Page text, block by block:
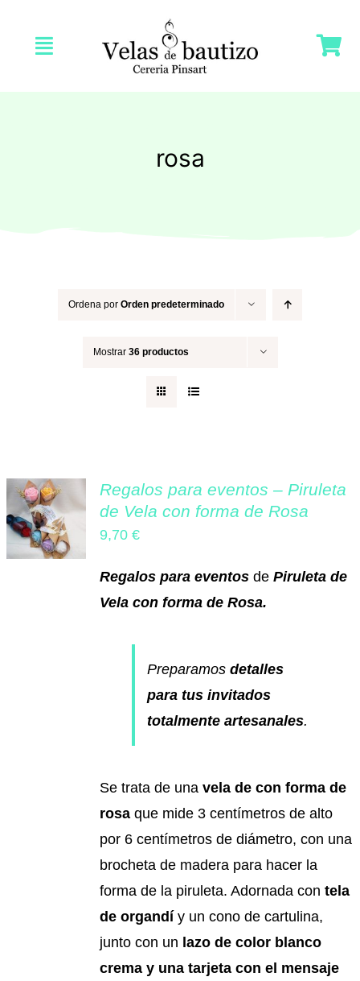
Toggle
Velas Comunión
Contacto
rosa
Ordena por Orden predeterminado
Mostrar 36 productos
Regalos para eventos – Piruleta
de Vela con forma de Rosa
9,70€
Regalos para eventos dePiruleta de
Vela con forma de Rosa.
Preparamosdetalles
para tus invitados
totalmente artesanales.
Se trata de unavela de con forma de
rosa que mide 3 centímetros de alto
por 6 centímetros de diámetro, con una
brocheta de madera para hacer la
forma de la piruleta. Adornada contela
de organdí y un cono de cartulina,
junto con un lazo de color blanco
crema y una tarjeta con el mensaje